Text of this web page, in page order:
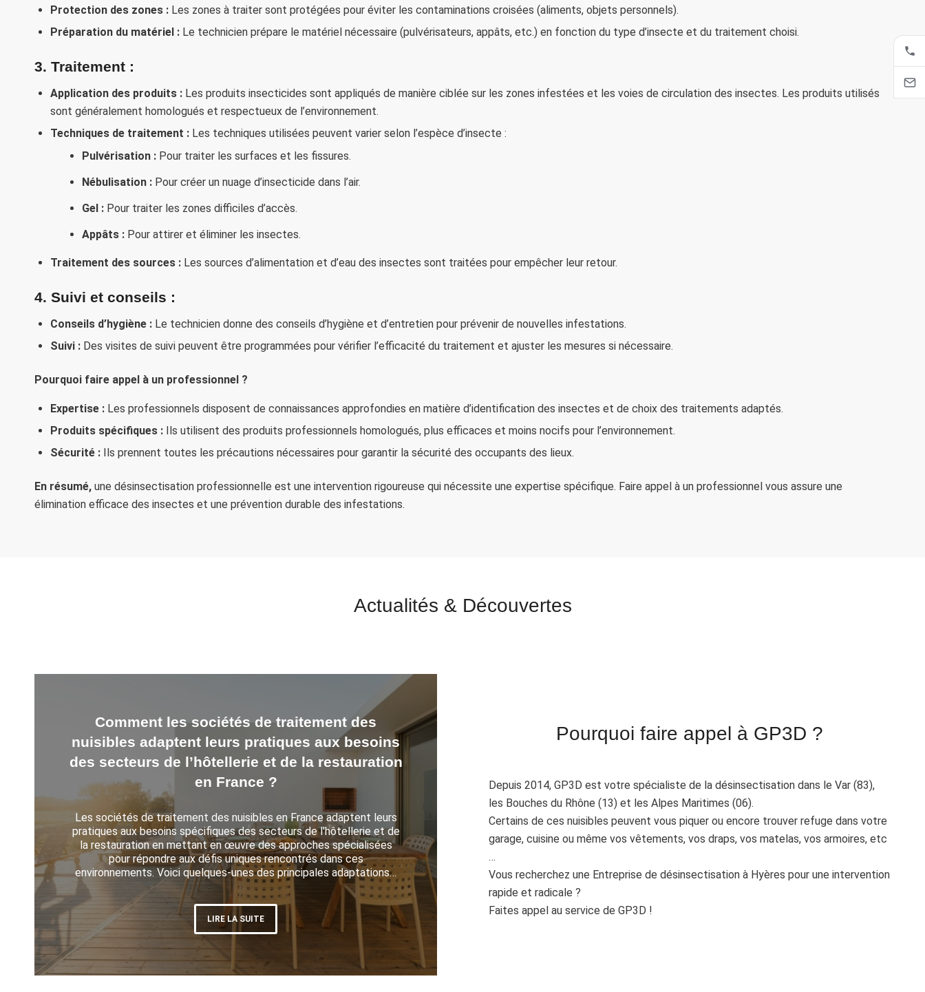
Protection des zones : Les zones à traiter sont protégées pour éviter les contaminations croisées (aliments, objets personnels).
Préparation du matériel : Le technicien prépare le matériel nécessaire (pulvérisateurs, appâts, etc.) en fonction du type d’insecte et du traitement choisi.
3. Traitement :
Application des produits : Les produits insecticides sont appliqués de manière ciblée sur les zones infestées et les voies de circulation des insectes. Les produits utilisés
sont généralement homologués et respectueux de l’environnement.
Techniques de traitement : Les techniques utilisées peuvent varier selon l’espèce d’insecte :
Pulvérisation : Pour traiter les surfaces et les fissures.
Nébulisation : Pour créer un nuage d’insecticide dans l’air.
Gel : Pour traiter les zones difficiles d’accès.
Appâts : Pour attirer et éliminer les insectes.
Traitement des sources : Les sources d’alimentation et d’eau des insectes sont traitées pour empêcher leur retour.
4. Suivi et conseils :
Conseils d’hygiène : Le technicien donne des conseils d’hygiène et d’entretien pour prévenir de nouvelles infestations.
Suivi : Des visites de suivi peuvent être programmées pour vérifier l’efficacité du traitement et ajuster les mesures si nécessaire.
Pourquoi faire appel à un professionnel ?
Expertise : Les professionnels disposent de connaissances approfondies en matière d’identification des insectes et de choix des traitements adaptés.
Produits spécifiques : Ils utilisent des produits professionnels homologués, plus efficaces et moins nocifs pour l’environnement.
Sécurité : Ils prennent toutes les précautions nécessaires pour garantir la sécurité des occupants des lieux.
En résumé, une désinsectisation professionnelle est une intervention rigoureuse qui nécessite une expertise spécifique. Faire appel à un professionnel vous assure une
élimination efficace des insectes et une prévention durable des infestations.
Actualités &Découvertes
Comment les sociétés de traitement des
nuisibles adaptent leurs pratiques aux besoins
des secteurs de l’hôtellerie et de la restauration
en France ?
Les sociétés de traitement des nuisibles en France adaptent leurs
pratiques aux besoins spécifiques des secteurs de l'hôtellerie et de
la restauration en mettant en œuvre des approches spécialisées
pour répondre aux défis uniques rencontrés dans ces
environnements. Voici quelques-unes des principales adaptations…
LIRE LA SUITE
Pourquoi faire appel à GP3D ?
Depuis 2014, GP3D est votre spécialiste de la désinsectisation dans le Var (83),
les Bouches du Rhône (13) et les Alpes Maritimes (06).
Certains de ces nuisibles peuvent vous piquer ou encore trouver refuge dans votre
garage, cuisine ou même vos vêtements, vos draps, vos matelas, vos armoires, etc
…
Vous recherchez une Entreprise de désinsectisation à Hyères pour une intervention
rapide et radicale ?
Faites appel au service de GP3D !